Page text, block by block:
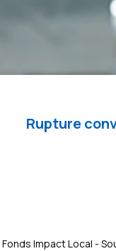
Rupture
Fonds Impact Local -